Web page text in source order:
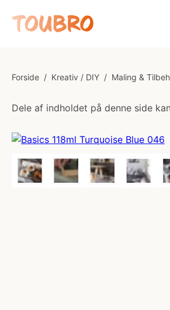
Forside / Kreativ / DIY / Maling &
Dele af indholdet på denne side